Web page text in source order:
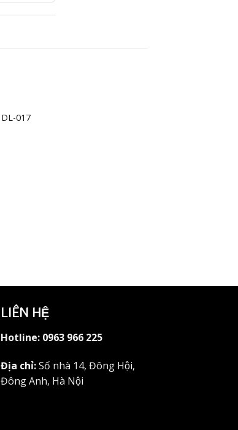
DL-017
LIÊN HỆ
Hotline: 0963 966 225
Địa chỉ:Số nhà 14, Đông Hội,
Đông Anh, Hà Nội